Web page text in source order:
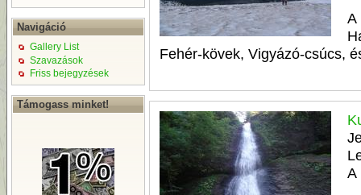
Navigáció
Gallery List
Szavazások
Friss bejegyzések
Támogass minket!
A
Fehér-kövek, Vigyázó-csúcs,
A